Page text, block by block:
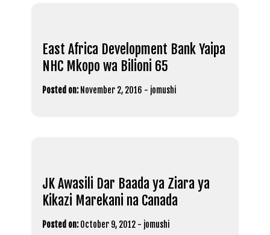
East Africa Development Bank Yaipa
NHC Mkopo wa Bilioni 65
Posted on: November 2, 2016 - jomushi
JK Awasili Dar Baada ya Ziara ya
Kikazi Marekani na Canada
Posted on: October 9, 2012 - jomushi